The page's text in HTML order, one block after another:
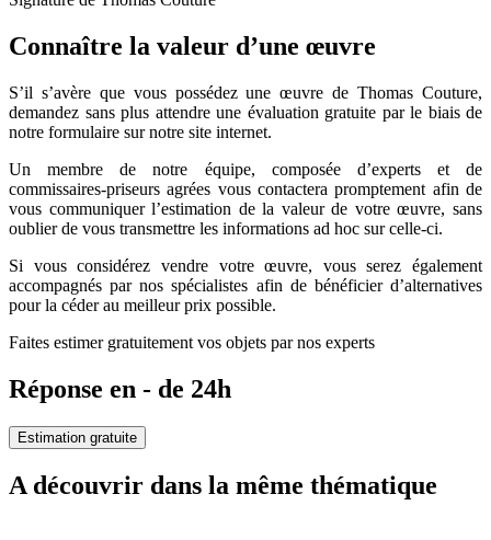
Connaître la valeur d’une œuvre
S’il s’avère que vous possédez une œuvre de Thomas Couture,
demandez sans plus attendre une évaluation gratuite par le biais de
notre formulaire sur notre site internet.
Un membre de notre équipe, composée d’experts et de
commissaires-priseurs agrées vous contactera promptement afin de
vous communiquer l’estimation de la valeur de votre œuvre, sans
oublier de vous transmettre les informations ad hoc sur celle-ci.
Si vous considérez vendre votre œuvre, vous serez également
accompagnés par nos spécialistes afin de bénéficier d’alternatives
pour la céder au meilleur prix possible.
Faites estimer gratuitement vos objets par nos experts
Réponse en - de 24h
Estimation gratuite
A découvrir dans la même thématique